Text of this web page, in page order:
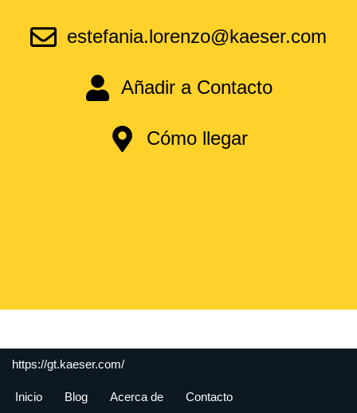
estefania.lorenzo@kaeser.com
Añadir a Contacto
Cómo llegar
https://gt.kaeser.com/
Inicio Blog Acerca de Contacto